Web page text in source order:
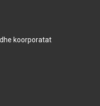
koorporatat